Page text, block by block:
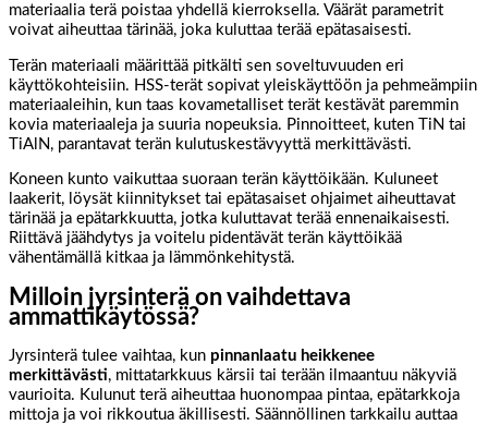
materiaalia terä poistaa yhdellä kierroksella. Väärät parametrit
voivat aiheuttaa tärinää, joka kuluttaa terää epätasaisesti.
Terän materiaali määrittää pitkälti sen soveltuvuuden eri
käyttökohteisiin. HSS-terät sopivat yleiskäyttöön ja pehmeämpiin
materiaaleihin, kun taas kovametalliset terät kestävät paremmin
kovia materiaaleja ja suuria nopeuksia. Pinnoitteet, kuten TiN tai
TiAlN, parantavat terän kulutuskestävyyttä merkittävästi.
Koneen kunto vaikuttaa suoraan terän käyttöikään. Kuluneet
laakerit, löysät kiinnitykset tai epätasaiset ohjaimet aiheuttavat
tärinää ja epätarkkuutta, jotka kuluttavat terää ennenaikaisesti.
Riittävä jäähdytys ja voitelu pidentävät terän käyttöikää
vähentämällä kitkaa ja lämmönkehitystä.
Milloin jyrsinterä on vaihdettava
ammattikäytössä?
Jyrsinterä tulee vaihtaa, kun pinnanlaatu heikkenee
merkittävästi, mittatarkkuus kärsii tai terään ilmaantuu näkyviä
vaurioita. Kulunut terä aiheuttaa huonompaa pintaa, epätarkkoja
mittoja ja voi rikkoutua äkillisesti. Säännöllinen tarkkailu auttaa